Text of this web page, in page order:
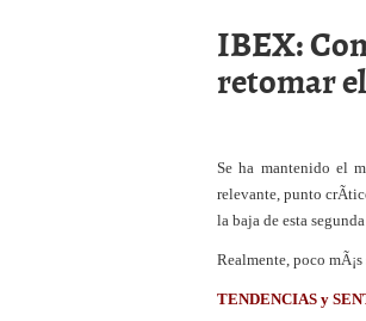
El
IBEX:
retomar
Se ha mantenido el
relevante, punto
la baja de esta
Realmente, poco
TENDENCIAS y